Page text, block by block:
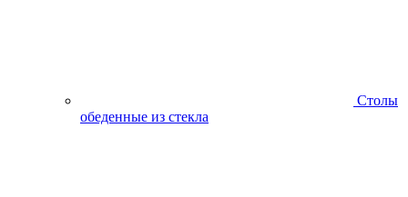
Столы
обеденные из стекла